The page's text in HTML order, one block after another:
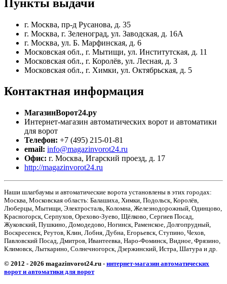
Пункты выдачи
г. Москва, пр-д Русанова, д. 35
г. Москва, г. Зеленоград, ул. Заводская, д. 16А
г. Москва, ул. Б. Марфинская, д. 6
Московская обл., г. Мытищи, ул. Институтская, д. 11
Московская обл., г. Королёв, ул. Лесная, д. 3
Московская обл., г. Химки, ул. Октябрьская, д. 5
Контактная информация
МагазинВорот24.ру
Интернет-магазин автоматических ворот и автоматики
для ворот
Телефон: +7 (495) 215-01-81
email: info@magazinvorot24.ru
Офис: г. Москва, Игарский проезд, д. 17
http://magazinvorot24.ru
Наши шлагбаумы и автоматические ворота установлены в этих городах:
Москва, Московская область: Балашиха, Химки, Подольск, Королёв,
Люберцы, Мытищи, Электросталь, Коломна, Железнодорожный, Одинцово,
Красногорск, Серпухов, Орехово-Зуево, Щёлково, Сергиев Посад,
Жуковский, Пушкино, Домодедово, Ногинск, Раменское, Долгопрудный,
Воскресенск, Реутов, Клин, Лобня, Дубна, Егорьевск, Ступино, Чехов,
Павловский Посад, Дмитров, Ивантеевка, Наро-Фоминск, Видное, Фрязино,
Климовск, Лыткарино, Солнечногорск, Дзержинский, Истра, Шатура и др.
© 2012 - 2026 magazinvorot24.ru - интернет-магазин автоматических
ворот и автоматики для ворот